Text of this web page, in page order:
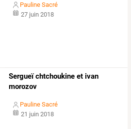
Pauline Sacré
27 juin 2018
Sergueï chtchoukine et ivan
morozov
Pauline Sacré
21 juin 2018